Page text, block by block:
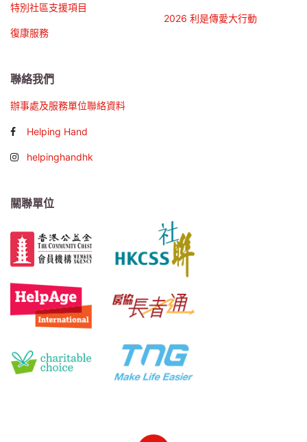
特別社區支援項目
復康服務
2026 利是傳愛大行動
聯絡我們
辦事處及服務單位聯絡資料
Helping Hand
helpinghandhk
關聯單位